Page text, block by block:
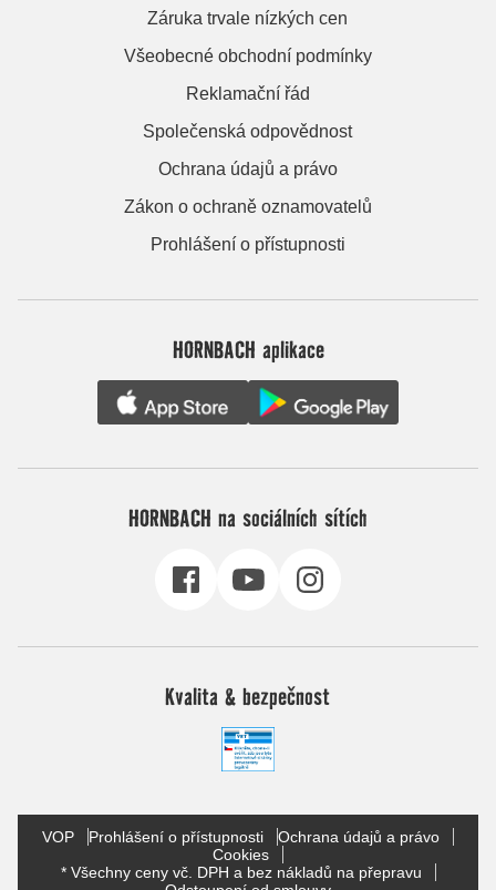
Záruka trvale nízkých cen
Všeobecné obchodní podmínky
Reklamační řád
Společenská odpovědnost
Ochrana údajů a právo
Zákon o ochraně oznamovatelů
Prohlášení o přístupnosti
HORNBACH aplikace
HORNBACH na sociálních sítích
Kvalita & bezpečnost
VOP Prohlášení o přístupnosti
Ochrana údajů a právo
Cookies
* Všechny ceny vč. DPH a bez nákladů na přepravu